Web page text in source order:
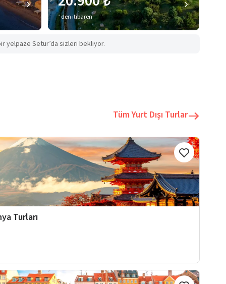
’ den itibaren
yelpaze Setur’da sizleri bekliyor.
Tüm Yurt Dışı Turlar
Turları